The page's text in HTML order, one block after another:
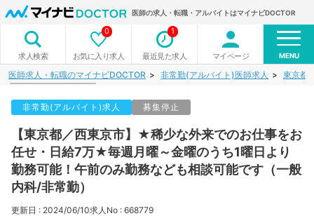
医師の求人・転職・アルバイトはマイナビDOCTOR
求人検索 お気に入り求人
0
最近見た求人
1
マイページ MENU
医師求人・転職のマイナビDOCTOR 非常勤(アルバイト)医師求人 東京都
非常勤(アルバイト)求人 募集停止
【東京都／西東京市】★稀少な外来でのお仕事をお
任せ・日給7万★毎週月曜～金曜のうち1曜日より
勤務可能！午前のみ勤務なども相談可能です（一般
内科/非常勤）
更新日 : 2024/06/10求人No : 668779